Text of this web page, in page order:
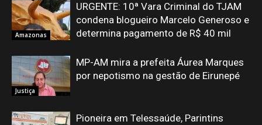
Amazonas
URGENTE: 10ª Vara Criminal do TJAM
condena blogueiro Marcelo Generoso e
determina pagamento de R$ 40 mil
Justiça
MP-AM mira a prefeita Áurea Marques
por nepotismo na gestão de Eirunepé
Pioneira em Telessaúde, Parintins